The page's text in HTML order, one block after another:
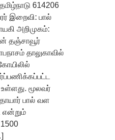
614206
இறைவி: பால்
அறிமுகம்:
தாலுகாவில்
மூலவர்
பால் வள
என்றும்